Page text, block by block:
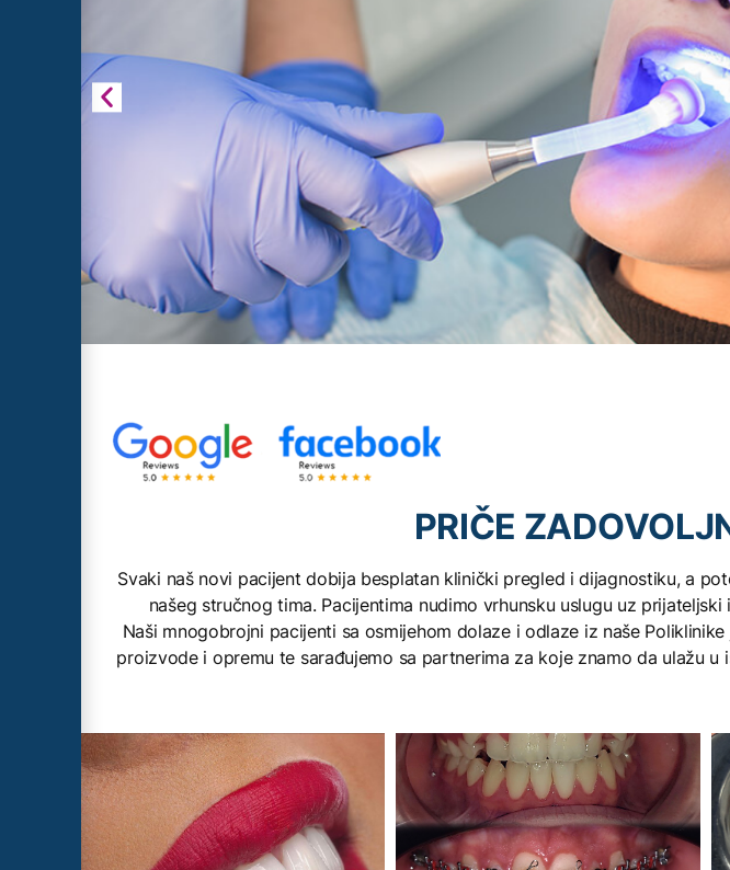
DENTALNA POLIKLINIKA
Saznajte više informacija o našoj Poliklinici dr Bandić,
jednom od vodećih i najopremljenijih dentalnih
SAZNAJ VIŠE
PRIČE
Svaki naš novi pacijent dobija besplatan klinički pregled i dijagnostiku, a
našeg stručnog tima. Pacijentima nudimo vrhunsku uslugu uz
Naši mnogobrojni pacijenti sa osmijehom dolaze i odlaze iz naše
proizvode i opremu te sarađujemo sa partnerima za koje znamo da ulažu